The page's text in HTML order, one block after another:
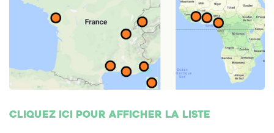
Cliquez ici pour afficher la liste